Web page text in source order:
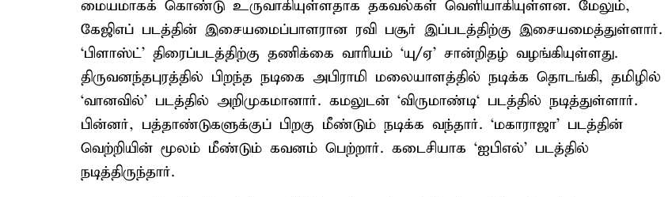
மையமாகக் கொண்டு உருவாகியுள்ளதாக தகவல்கள் வெளியாகியுள்ளன. மேலும்,
கேஜிஎப் படத்தின் இசையமைப்பாளரான ரவி பசூர் இப்படத்திற்கு இசையமைத்துள்ளார்.
‘பிளாஸ்ட்’ திரைப்படத்திற்கு தணிக்கை வாரியம் ‘யு/ஏ’ சான்றிதழ் வழங்கியுள்ளது.
திருவனந்தபுரத்தில் பிறந்த நடிகை அபிராமி மலையாளத்தில் நடிக்க தொடங்கி, தமிழில்
‘வானவில்’ படத்தில் அறிமுகமானார். கமலுடன் ‘விருமாண்டி‘ படத்தில் நடித்துள்ளார்.
பின்னர், பத்தாண்டுகளுக்குப் பிறகு மீண்டும் நடிக்க வந்தார். ‘மகாராஜா’ படத்தின்
வெற்றியின் மூலம் மீண்டும் கவனம் பெற்றார். கடைசியாக ‘ஐபிஎல்’ படத்தில்
நடித்திருந்தார்.